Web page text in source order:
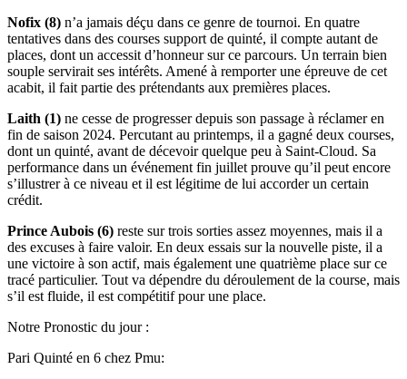
Nofix (8) n’a jamais déçu dans ce genre de tournoi. En quatre
tentatives dans des courses support de quinté, il compte autant de
places, dont un accessit d’honneur sur ce parcours. Un terrain bien
souple servirait ses intérêts. Amené à remporter une épreuve de cet
acabit, il fait partie des prétendants aux premières places.
Laith (1) ne cesse de progresser depuis son passage à réclamer en
fin de saison 2024. Percutant au printemps, il a gagné deux courses,
dont un quinté, avant de décevoir quelque peu à Saint-Cloud. Sa
performance dans un événement fin juillet prouve qu’il peut encore
s’illustrer à ce niveau et il est légitime de lui accorder un certain
crédit.
Prince Aubois (6) reste sur trois sorties assez moyennes, mais il a
des excuses à faire valoir. En deux essais sur la nouvelle piste, il a
une victoire à son actif, mais également une quatrième place sur ce
tracé particulier. Tout va dépendre du déroulement de la course, mais
s’il est fluide, il est compétitif pour une place.
Notre Pronostic du jour :
Pari Quinté en 6 chez Pmu: